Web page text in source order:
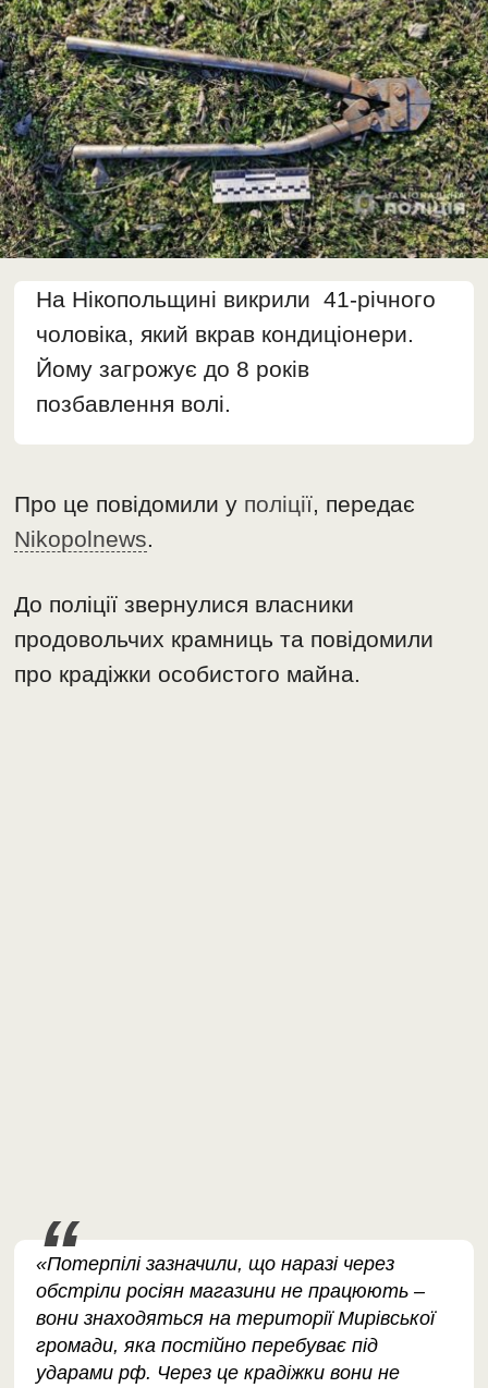
На Нікопольщині викрили 41-річного
чоловіка, який вкрав кондиціонери.
Йому загрожує до 8 років
позбавлення волі.
Про це повідомили у поліції, передає
Nikopolnews.
До поліції звернулися власники
продовольчих крамниць та повідомили
про крадіжки особистого майна.
«Потерпілі зазначили, що наразі через
обстріли росіян магазини не працюють –
вони знаходяться на території Мирівської
громади, яка постійно перебуває під
ударами рф. Через це крадіжки вони не